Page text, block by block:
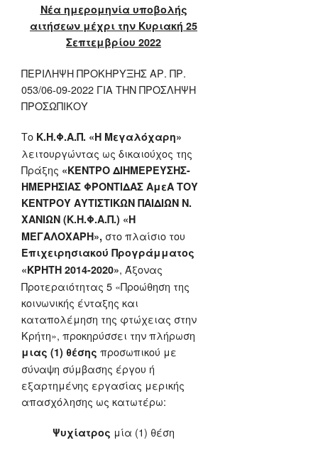
Νέα ημερομηνία υποβολής
αιτήσεων μέχρι την Κυριακή 25
Σεπτεμβρίου 2022
ΠΕΡΙΛΗΨΗ ΠΡΟΚΗΡΥΞΗΣ ΑΡ. ΠΡ.
053/06-09-2022 ΓΙΑ ΤΗΝ ΠΡΟΣΛΗΨΗ
ΠΡΟΣΩΠΙΚΟΥ
Το Κ.Η.Φ.Α.Π. «Η Μεγαλόχαρη»
λειτουργώντας ως δικαιούχος της
Πράξης «ΚΕΝΤΡΟ ΔΙΗΜΕΡΕΥΣΗΣ-
ΗΜΕΡΗΣΙΑΣ ΦΡΟΝΤΙΔΑΣ ΑμεΑ ΤΟΥ
ΚΕΝΤΡΟΥ ΑΥΤΙΣΤΙΚΩΝ ΠΑΙΔΙΩΝ Ν.
ΧΑΝΙΩΝ (Κ.Η.Φ.Α.Π.) «Η
ΜΕΓΑΛΟΧΑΡΗ», στο πλαίσιο του
Επιχειρησιακού Προγράμματος
«ΚΡΗΤΗ 2014-2020», Άξονας
Προτεραιότητας 5 «Προώθηση της
κοινωνικής ένταξης και
καταπολέμηση της φτώχειας στην
Κρήτη», προκηρύσσει την πλήρωση
μιας (1) θέσης προσωπικού με
σύναψη σύμβασης έργου ή
εξαρτημένης εργασίας μερικής
απασχόλησης ως κατωτέρω:
Ψυχίατρος μία (1) θέση